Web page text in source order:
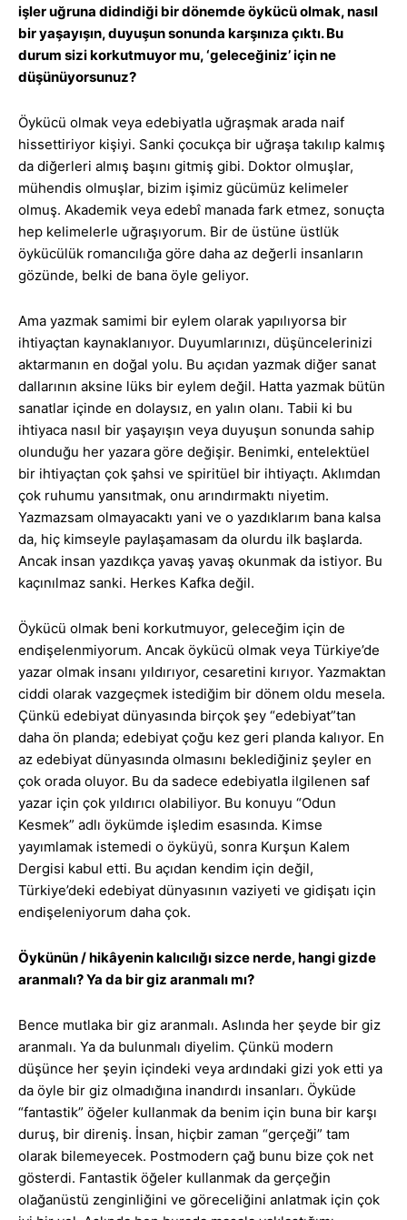
işler uğruna didindiği bir dönemde öykücü olmak, nasıl
bir yaşayışın, duyuşun sonunda karşınıza çıktı. Bu
durum sizi korkutmuyor mu, ‘geleceğiniz’ için ne
düşünüyorsunuz?
Öykücü olmak veya edebiyatla uğraşmak arada naif
hissettiriyor kişiyi. Sanki çocukça bir uğraşa takılıp kalmış
da diğerleri almış başını gitmiş gibi. Doktor olmuşlar,
mühendis olmuşlar, bizim işimiz gücümüz kelimeler
olmuş. Akademik veya edebî manada fark etmez, sonuçta
hep kelimelerle uğraşıyorum. Bir de üstüne üstlük
öykücülük romancılığa göre daha az değerli insanların
gözünde, belki de bana öyle geliyor.
Ama yazmak samimi bir eylem olarak yapılıyorsa bir
ihtiyaçtan kaynaklanıyor. Duyumlarınızı, düşüncelerinizi
aktarmanın en doğal yolu. Bu açıdan yazmak diğer sanat
dallarının aksine lüks bir eylem değil. Hatta yazmak bütün
sanatlar içinde en dolaysız, en yalın olanı. Tabii ki bu
ihtiyaca nasıl bir yaşayışın veya duyuşun sonunda sahip
olunduğu her yazara göre değişir. Benimki, entelektüel
bir ihtiyaçtan çok şahsi ve spiritüel bir ihtiyaçtı. Aklımdan
çok ruhumu yansıtmak, onu arındırmaktı niyetim.
Yazmazsam olmayacaktı yani ve o yazdıklarım bana kalsa
da, hiç kimseyle paylaşamasam da olurdu ilk başlarda.
Ancak insan yazdıkça yavaş yavaş okunmak da istiyor. Bu
kaçınılmaz sanki. Herkes Kafka değil.
Öykücü olmak beni korkutmuyor, geleceğim için de
endişelenmiyorum. Ancak öykücü olmak veya Türkiye’de
yazar olmak insanı yıldırıyor, cesaretini kırıyor. Yazmaktan
ciddi olarak vazgeçmek istediğim bir dönem oldu mesela.
Çünkü edebiyat dünyasında birçok şey “edebiyat”tan
daha ön planda; edebiyat çoğu kez geri planda kalıyor. En
az edebiyat dünyasında olmasını beklediğiniz şeyler en
çok orada oluyor. Bu da sadece edebiyatla ilgilenen saf
yazar için çok yıldırıcı olabiliyor. Bu konuyu “Odun
Kesmek” adlı öykümde işledim esasında. Kimse
yayımlamak istemedi o öyküyü, sonra Kurşun Kalem
Dergisi kabul etti. Bu açıdan kendim için değil,
Türkiye’deki edebiyat dünyasının vaziyeti ve gidişatı için
endişeleniyorum daha çok.
Öykünün / hikâyenin kalıcılığı sizce nerde, hangi gizde
aranmalı? Ya da bir giz aranmalı mı?
Bence mutlaka bir giz aranmalı. Aslında her şeyde bir giz
aranmalı. Ya da bulunmalı diyelim. Çünkü modern
düşünce her şeyin içindeki veya ardındaki gizi yok etti ya
da öyle bir giz olmadığına inandırdı insanları. Öyküde
“fantastik” öğeler kullanmak da benim için buna bir karşı
duruş, bir direniş. İnsan, hiçbir zaman “gerçeği” tam
olarak bilemeyecek. Postmodern çağ bunu bize çok net
gösterdi. Fantastik öğeler kullanmak da gerçeğin
olağanüstü zenginliğini ve göreceliğini anlatmak için çok